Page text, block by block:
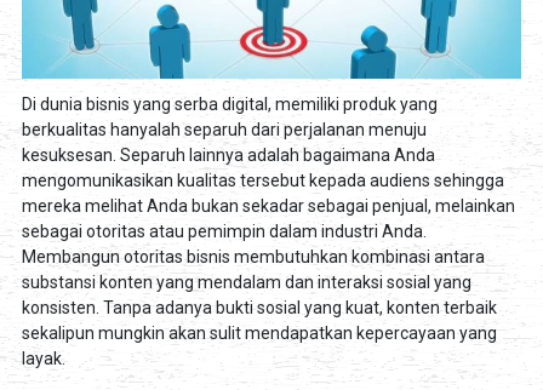
Di dunia bisnis yang serba digital, memiliki produk yang
berkualitas hanyalah separuh dari perjalanan menuju
kesuksesan. Separuh lainnya adalah bagaimana Anda
mengomunikasikan kualitas tersebut kepada audiens sehingga
mereka melihat Anda bukan sekadar sebagai penjual, melainkan
sebagai otoritas atau pemimpin dalam industri Anda.
Membangun otoritas bisnis membutuhkan kombinasi antara
substansi konten yang mendalam dan interaksi sosial yang
konsisten. Tanpa adanya bukti sosial yang kuat, konten terbaik
sekalipun mungkin akan sulit mendapatkan kepercayaan yang
layak.